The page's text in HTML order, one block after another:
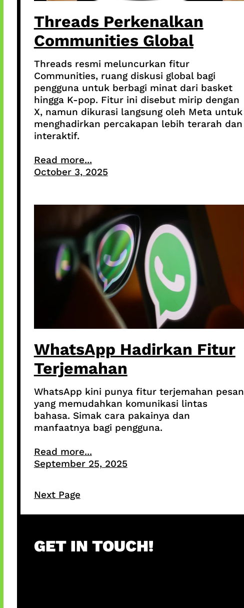
Threads Perkenalkan
Communities Global
Threads resmi meluncurkan fitur
Communities, ruang diskusi global bagi
pengguna untuk berbagi minat dari basket
hingga K-pop. Fitur ini disebut mirip dengan
X, namun dikurasi langsung oleh Meta untuk
menghadirkan percakapan lebih terarah dan
interaktif.
Read more...
October 3, 2025
WhatsApp Hadirkan Fitur
Terjemahan
WhatsApp kini punya fitur terjemahan pesan
yang memudahkan komunikasi lintas
bahasa. Simak cara pakainya dan
manfaatnya bagi pengguna.
Read more...
September 25, 2025
Next Page
GET IN TOUCH!